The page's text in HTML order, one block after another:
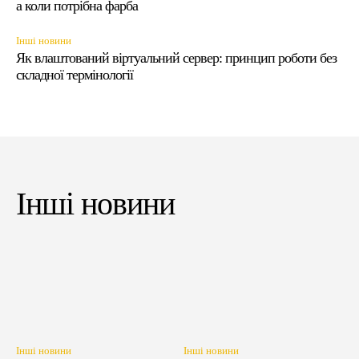
а коли потрібна фарба
Інші новини
Як влаштований віртуальний сервер: принцип роботи без
складної термінології
Інші новини
Інші новини Інші новини